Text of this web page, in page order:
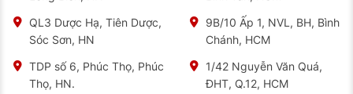
QL3 Dược Hạ, Tiên Dược,
Sóc Sơn, HN
TDP số 6, Phúc Thọ, Phúc
Thọ, HN.
9B/10 Ấp 1, NVL, BH, Bình
Chánh, HCM
1/42 Nguyễn Văn Quá,
ĐHT, Q.12, HCM